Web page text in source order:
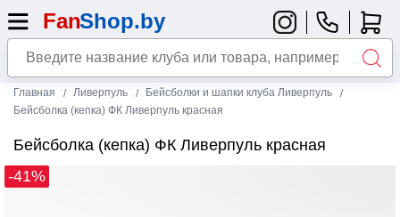
Главная Ливерпуль
Бейсболки и шапки клуба Ливерпуль
Бейсболка (кепка) ФК Ливерпуль красная
Бейсболка (кепка) ФК Ливерпуль красная
-41%